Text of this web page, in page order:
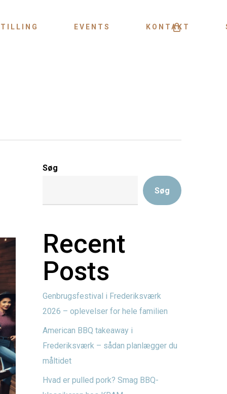
EVENTS KONTAKT
Søg
Søg
Recent
Posts
Genbrugsfestival i Frederiksværk
2026 – oplevelser for hele familien
American BBQ takeaway i
Frederiksværk – sådan planlægger du
måltidet
Hvad er pulled pork? Smag BBQ-